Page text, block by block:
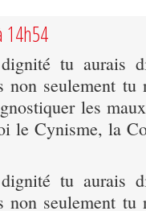
14h54
tu aurais
seulement tu
les
le Cynisme, la
tu aurais
seulement tu